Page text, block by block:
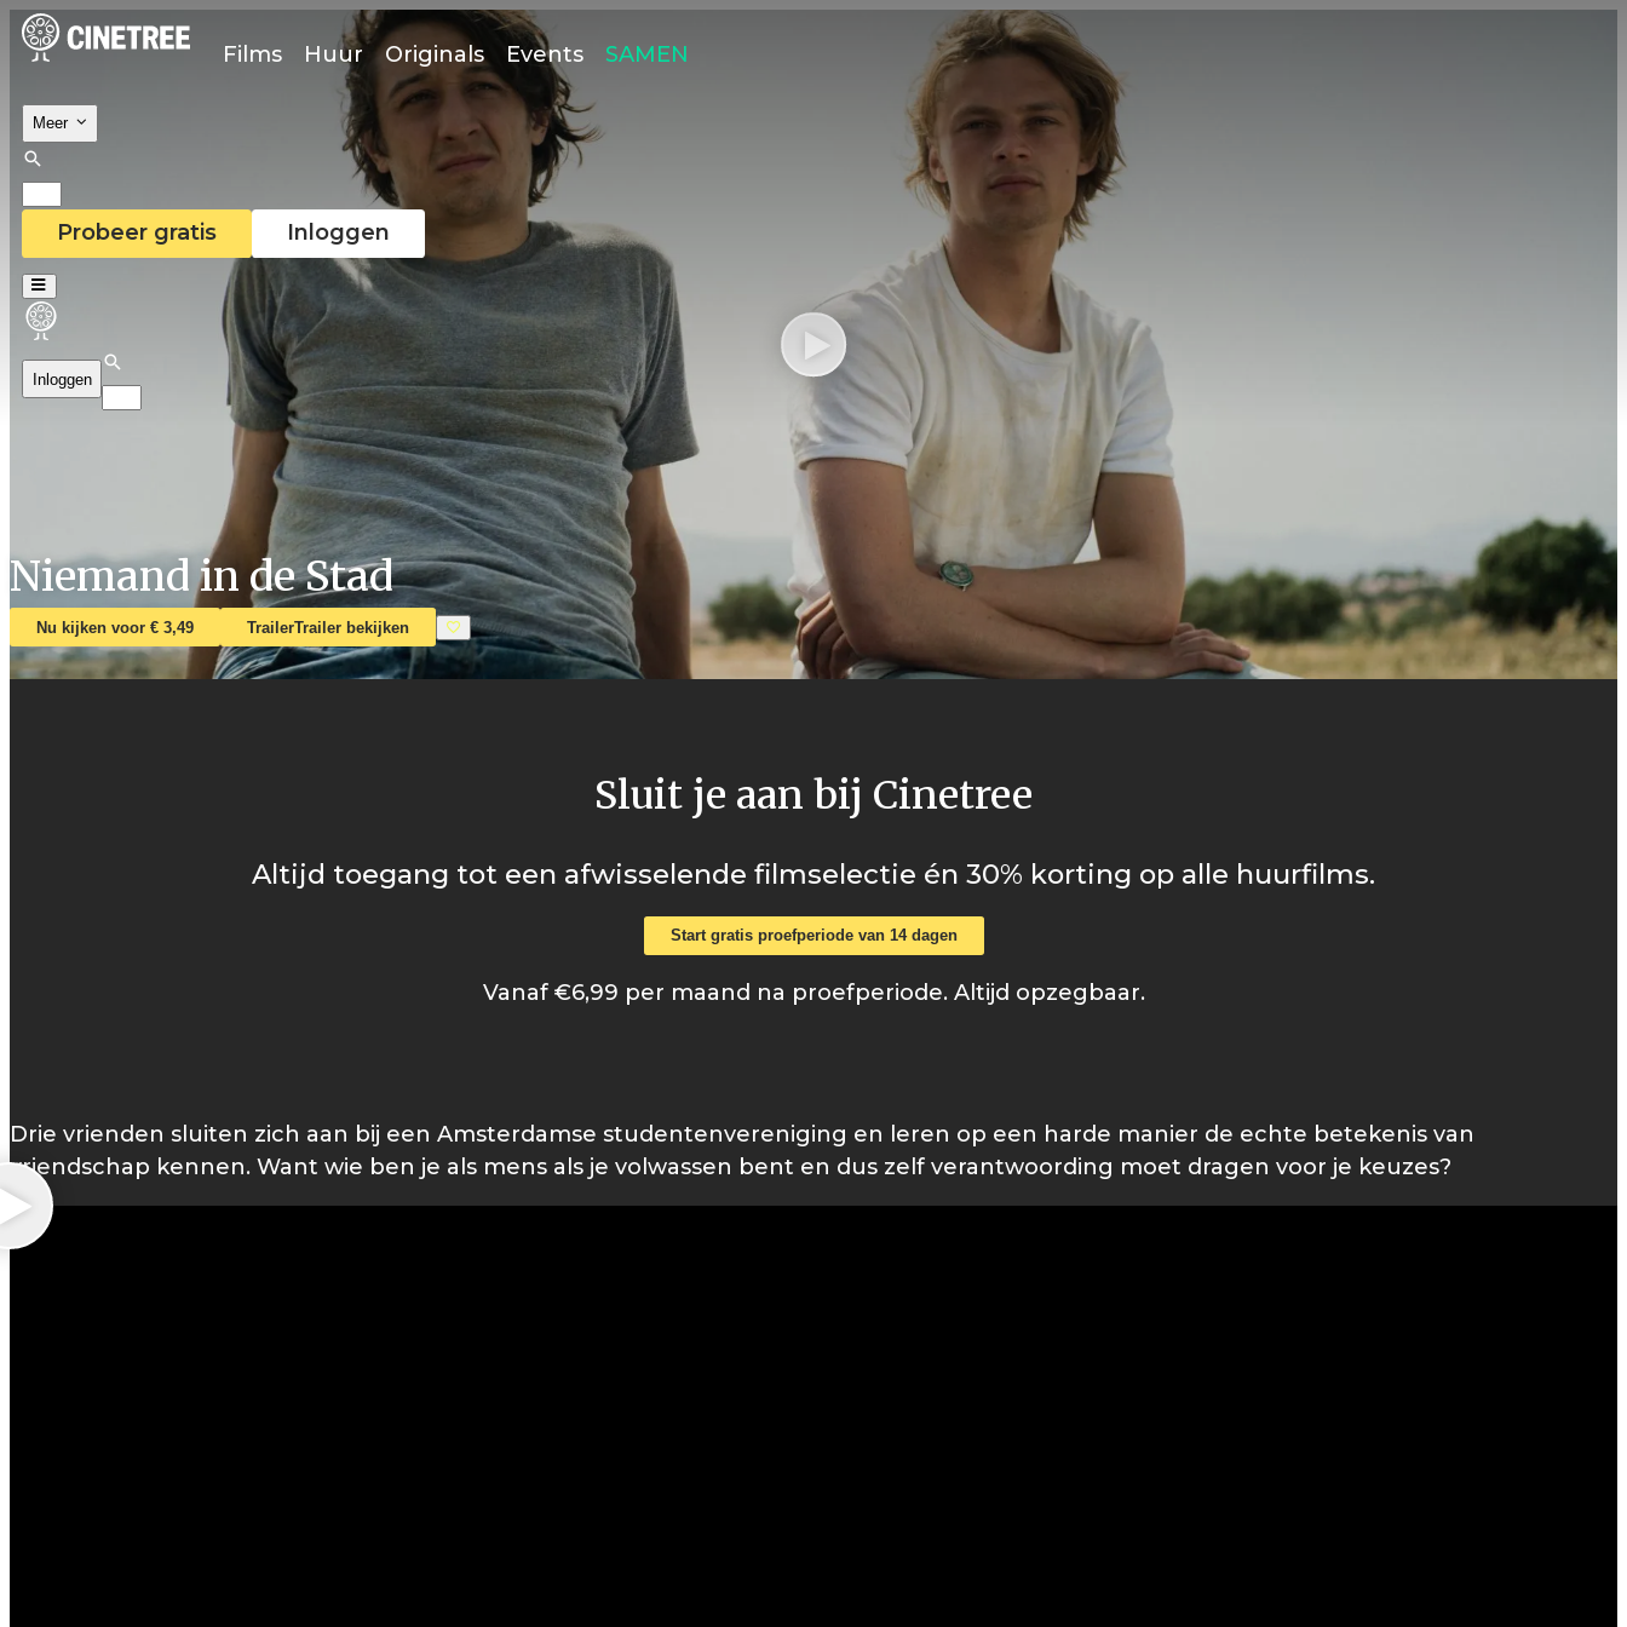
Films Huur Originals Events SAMEN
Meer
Probeer gratis Inloggen
Inloggen
Niemand in de Stad
Nu kijken voor € 3,49 TrailerTrailer bekijken
Sluit je aan bij Cinetree
Altijd toegang tot een afwisselende filmselectie én 30% korting op alle huurfilms.
Start gratis proefperiode van 14 dagen
Vanaf €6,99 per maand na proefperiode. Altijd opzegbaar.
Drie vrienden sluiten zich aan bij een Amsterdamse studentenvereniging en leren op een harde manier de echte betekenis van
vriendschap kennen. Want wie ben je als mens als je volwassen bent en dus zelf verantwoording moet dragen voor je keuzes?